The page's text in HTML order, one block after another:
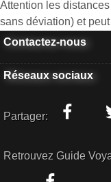
Attention les
sans déviation) et
Contactez-nous
Réseaux sociaux
Partager:
Retrouvez Guide